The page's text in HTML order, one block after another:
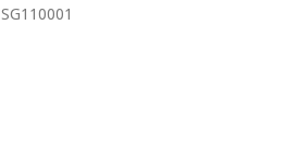
SG110001